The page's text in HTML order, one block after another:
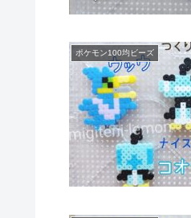
ポケモン100均ビーズ